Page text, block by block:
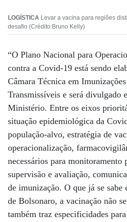
LOGÍSTICA Levar a vacina para regiões
desafio (Crédito:Bruno Kelly)
“O Plano Nacional para
contra a Covid-19 está sendo
Câmara Técnica em
Transmissíveis e será divulgado
Ministério. Entre os eixos
situação epidemiológica da
população-alvo, estratégia de
operacionalização,
necessários para monitoramento
supervisão e avaliação,
de imunização. O que já se sabe
de Bolsonaro, a vacinação não
também traz especificidades